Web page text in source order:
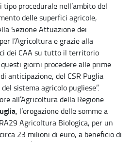
procedurale nell’ambito del
delle superfici agricole,
Sezione Attuazione dei
l’Agricoltura e grazie alla
dei CAA su tutto il territorio
giorni procedere alle prime
anticipazione, del CSR Puglia
sistema agricolo pugliese”.
all’Agricoltura della Regione
, l’erogazione delle somme a
Agricoltura Biologica, per un
23 milioni di euro, a beneficio di